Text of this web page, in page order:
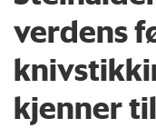
verdens
kjenner til